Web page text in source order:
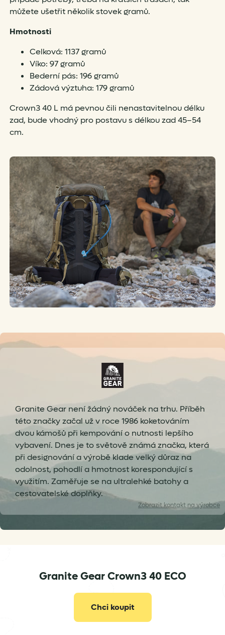
můžete ušetřit několik stovek gramů.
Hmotnosti
Celková: 1137 gramů
Víko: 97 gramů
Bederní pás: 196 gramů
Zádová výztuha: 179 gramů
Crown3 40 L má pevnou čili nenastavitelnou délku
zad, bude vhodný pro postavu s délkou zad 45–54
cm.
Granite Gear není žádný nováček na trhu. Příběh
této značky začal už v roce 1986 koketováním
dvou kámošů při kempování o nutnosti lepšího
vybavení. Dnes je to světově známá značka, která
při designování a výrobě klade velký důraz na
odolnost, pohodlí a hmotnost korespondující s
využitím. Zaměřuje se na ultralehké batohy a
cestovatelské doplňky.
Zobrazitkontakt na výrobce
Granite Gear Crown3 40 ECO
Chci koupit